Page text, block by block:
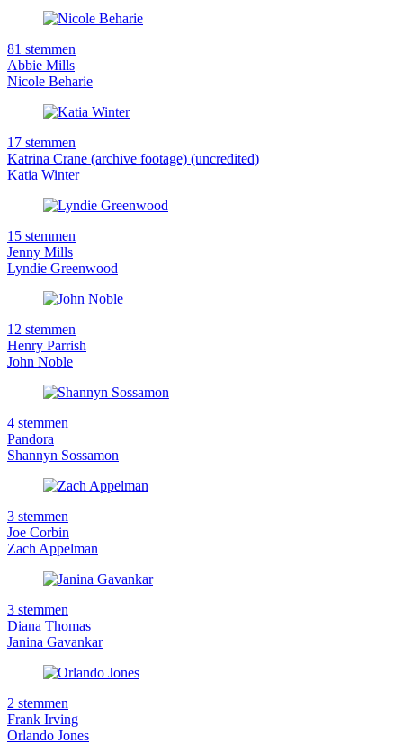
81 stemmen
Abbie Mills
Nicole Beharie
17 stemmen
Katrina Crane (archive footage) (uncredited)
Katia Winter
15 stemmen
Jenny Mills
Lyndie Greenwood
12 stemmen
Henry Parrish
John Noble
4 stemmen
Pandora
Shannyn Sossamon
3 stemmen
Joe Corbin
Zach Appelman
3 stemmen
Diana Thomas
Janina Gavankar
2 stemmen
Frank Irving
Orlando Jones